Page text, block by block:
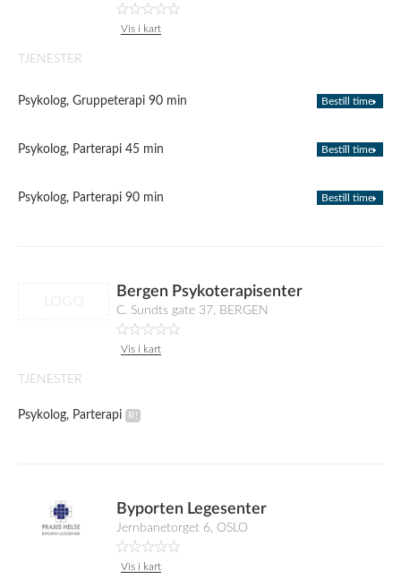
Vis i kart
TJENESTER
Psykolog, Gruppeterapi 90 min Bestill time
Psykolog, Parterapi 45 min Bestill time
Psykolog, Parterapi 90 min Bestill time
Bergen Psykoterapisenter
C. Sundts gate 37, BERGEN
Vis i kart
TJENESTER
Psykolog, Parterapi
Byporten Legesenter
Jernbanetorget 6, OSLO
Vis i kart